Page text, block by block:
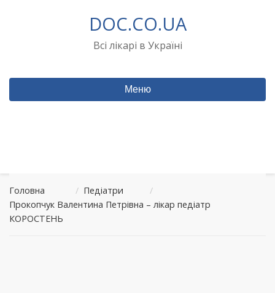
DOC.CO.UA
Всі лікарі в Україні
Меню
Головна / Педіатри
/
Прокопчук Валентина Петрівна – лікар педіатр
КОРОСТЕНЬ